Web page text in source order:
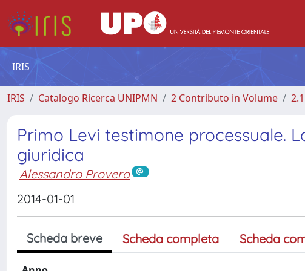
IRIS
IRIS Catalogo Ricerca UNIPMN 2 Contributo in Volume
Primo Levi testimone processuale.
giuridica
Alessandro Provera
2014-01-01
Scheda breve Scheda completa Scheda